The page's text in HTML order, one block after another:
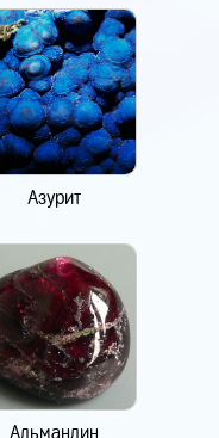
Азурит
Альмандин